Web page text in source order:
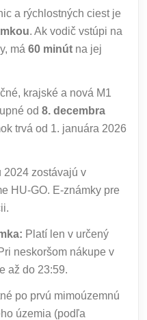
a rýchlostných ciest je
. Ak vodič vstúpi na
má 60 minút na jej
krajské a nová M1
od 8. decembra
trvá od 1. januára 2026
2024 zostávajú v
HU-GO. E-známky pre
Platí len v určený
neskoršom nákupe v
až do 23:59.
po prvú mimoúzemnú
územia (podľa